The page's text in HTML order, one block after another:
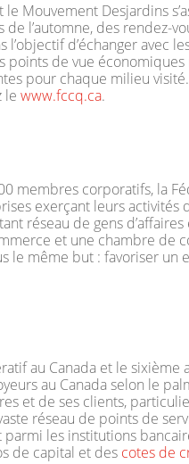
Mouvement Desjardins
de l’automne, des rendez-
d’échanger avec
points de vue
pour chaque milieu
le www.fccq.ca.
membres corporatifs, la
exerçant leurs activités
réseau de gens d’affaires
et une chambre de
le même but : favoriser un
au Canada et le sixième
au Canada selon le
et de ses clients,
réseau de points de
les institutions
de capital et des cotes de